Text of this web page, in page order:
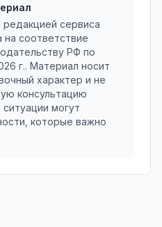
сервиса
соответствие
РФ по
г.. Материал носит
характер и не
консультацию
могут
которые важно